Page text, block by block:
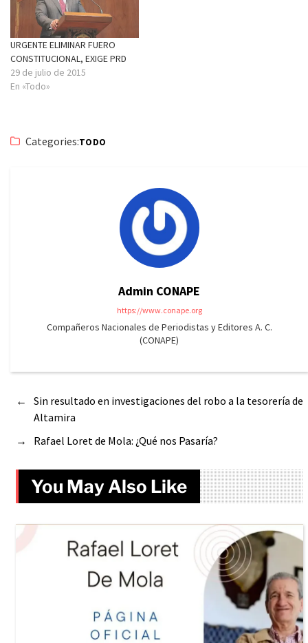
URGENTE ELIMINAR FUERO
CONSTITUCIONAL, EXIGE PRD
29 de julio de 2015
En «Todo»
Categories:TODO
Admin CONAPE
https://www.conape.org
Compañeros Nacionales de Periodistas y Editores A. C.
(CONAPE)
←
Sin resultado en investigaciones del robo a la tesorería de
Altamira
→
Rafael Loret de Mola: ¿Qué nos Pasaría?
You May Also Like